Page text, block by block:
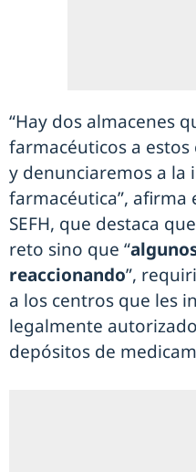
“Hay dos almacenes
farmacéuticos a
y denunciaremos a la
farmacéutica”, afirma
SEFH, que destaca
reto sino que “
reaccionando”,
a los centros que les
legalmente
depósitos de